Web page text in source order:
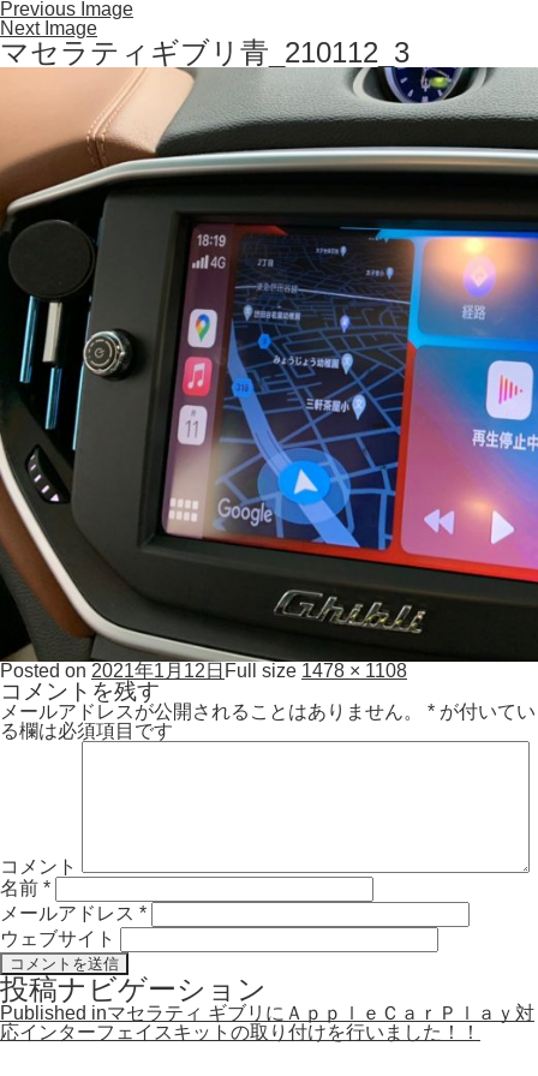
Previous Image
Next Image
マセラティギブリ青_210112_3
Posted on 2021年1月12日 Full size 1478 × 1108
コメントを残す
メールアドレスが公開されることはありません。 * が付いてい
る欄は必須項目です
コメント
名前 *
メールアドレス *
ウェブサイト
投稿ナビゲーション
Published inマセラティ ギブリにＡｐｐｌｅＣａｒＰｌａｙ対
応インターフェイスキットの取り付けを行いました！！